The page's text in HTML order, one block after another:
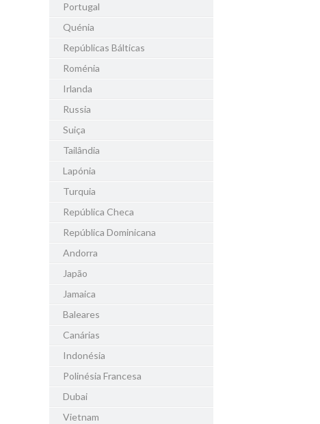
Portugal
Quénia
Repúblicas Bálticas
Roménia
Irlanda
Russia
Suiça
Tailândia
Lapónia
Turquia
República Checa
República Dominicana
Andorra
Japão
Jamaica
Baleares
Canárias
Indonésia
Polinésia Francesa
Dubai
Vietnam